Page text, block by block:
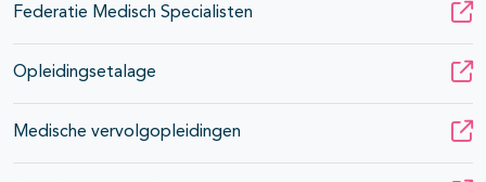
Federatie Medisch Specialisten
Opleidingsetalage
Medische vervolgopleidingen